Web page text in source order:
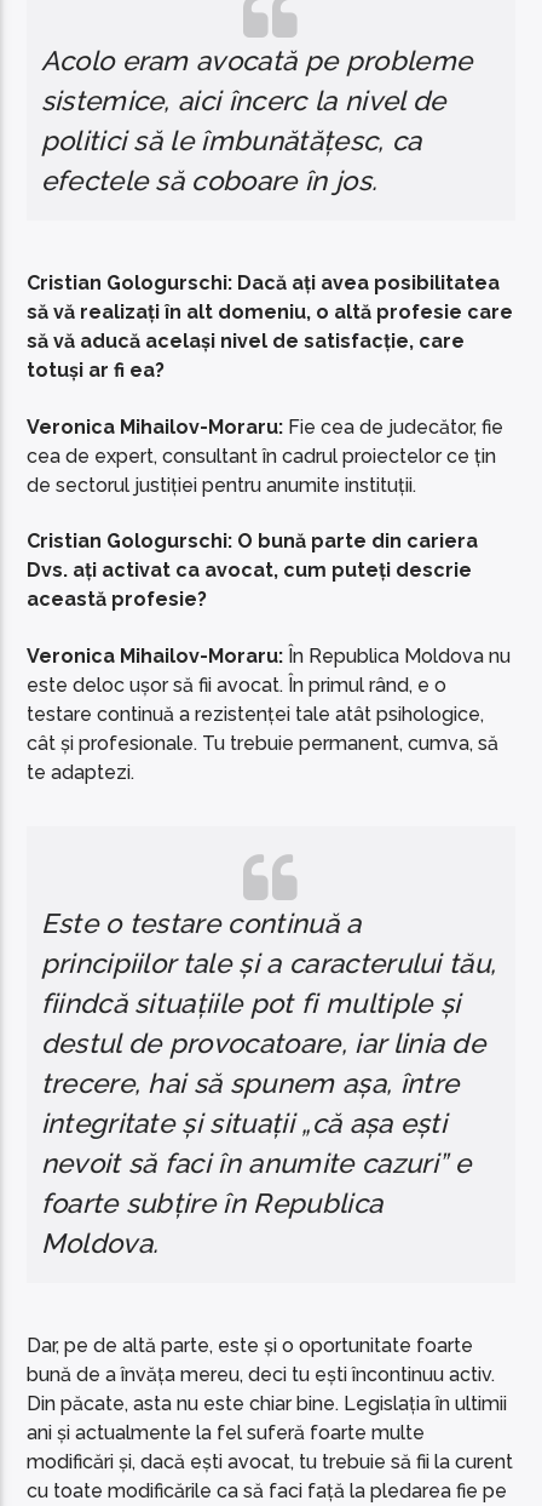
Acolo eram avocată pe probleme
sistemice, aici încerc la nivel de
politici să le îmbunătățesc, ca
efectele să coboare în jos.
Cristian Gologurschi: Dacă ați avea posibilitatea
să vă realizați în alt domeniu, o altă profesie care
să vă aducă același nivel de satisfacție, care
totuși ar fi ea?
Veronica Mihailov-Moraru: Fie cea de judecător, fie
cea de expert, consultant în cadrul proiectelor ce țin
de sectorul justiției pentru anumite instituții.
Cristian Gologurschi: O bună parte din cariera
Dvs. ați activat ca avocat, cum puteți descrie
această profesie?
Veronica Mihailov-Moraru: În Republica Moldova nu
este deloc ușor să fii avocat. În primul rând, e o
testare continuă a rezistenței tale atât psihologice,
cât și profesionale. Tu trebuie permanent, cumva, să
te adaptezi.
Este o testare continuă a
principiilor tale și a caracterului tău,
fiindcă situațiile pot fi multiple și
destul de provocatoare, iar linia de
trecere, hai să spunem așa, între
integritate și situații „că așa ești
nevoit să faci în anumite cazuri” e
foarte subțire în Republica
Moldova.
Dar, pe de altă parte, este și o oportunitate foarte
bună de a învăța mereu, deci tu ești încontinuu activ.
Din păcate, asta nu este chiar bine. Legislația în ultimii
ani și actualmente la fel suferă foarte multe
modificări și, dacă ești avocat, tu trebuie să fii la curent
cu toate modificările ca să faci față la pledarea fie pe